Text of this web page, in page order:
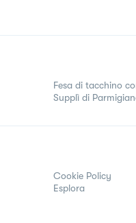
Fesa di tacchino
Supplì di
Cookie Policy
Esplora